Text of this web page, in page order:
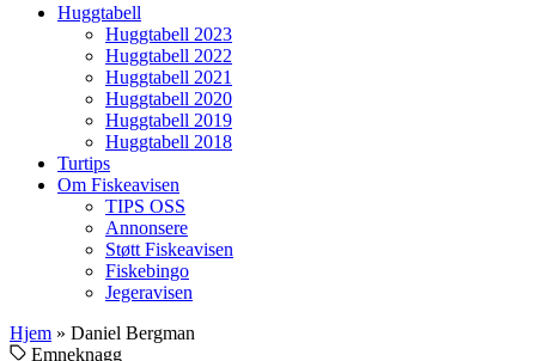
Huggtabell
Huggtabell 2023
Huggtabell 2022
Huggtabell 2021
Huggtabell 2020
Huggtabell 2019
Huggtabell 2018
Turtips
Om Fiskeavisen
TIPS OSS
Annonsere
Støtt Fiskeavisen
Fiskebingo
Jegeravisen
Hjem » Daniel Bergman
Emneknagg